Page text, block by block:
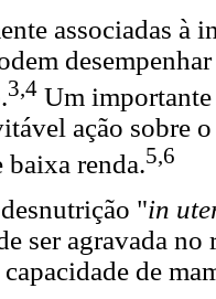
associadas à
3,4 Um
ação sobre
baixa renda.5,6
"in
ser agravada
de